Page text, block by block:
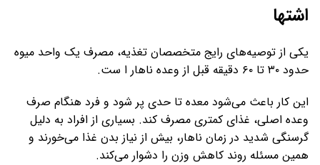
اشتها
یکی از توصیه‌های رایج متخصصان تغذیه، مصرف یک واحد میوه
حدود ۳۰ تا ۶۰ دقیقه قبل از وعده ناهار ا ست.
این کار باعث می‌شود معده تا حدی پر شود و فرد هنگام صرف
وعده اصلی، غذای کمتری مصرف کند. بسیاری از افراد به دلیل
گرسنگی شدید در زمان ناهار، بیش از نیاز بدن غذا می‌خورند و
همین مسئله روند کاهش وزن را دشوار می‌کند.